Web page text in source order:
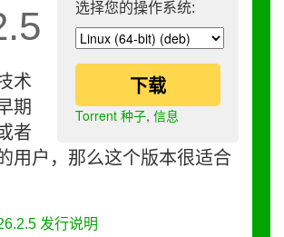
选择您的操作系统:
下载
Torrent 种子, 信息
术
期
者
用户，那么这个版本很适合
发行说明